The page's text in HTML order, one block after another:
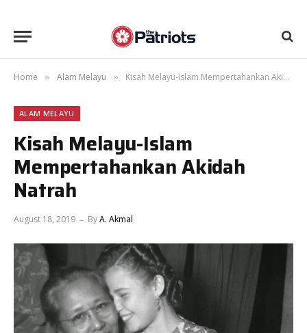
Home » Alam Melayu » Kisah Melayu-Islam Mempertahankan Akidah Natrah
ALAM MELAYU
Kisah Melayu-Islam
Mempertahankan Akidah
Natrah
August 18, 2019 ByA. Akmal